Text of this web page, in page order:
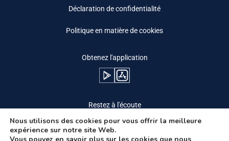
Déclaration de confidentialité
Politique en matière de cookies
Obtenez l'application
Restez à l'écoute
Nous utilisons des cookies pour vous offrir la meilleure
expérience sur notre site Web.